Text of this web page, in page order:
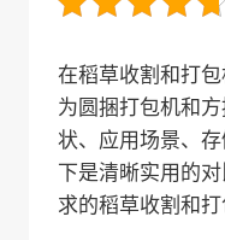
在稻草收割和打
为圆捆打包机和
状、应用场景、
下是清晰实用的
求的稻草收割和打